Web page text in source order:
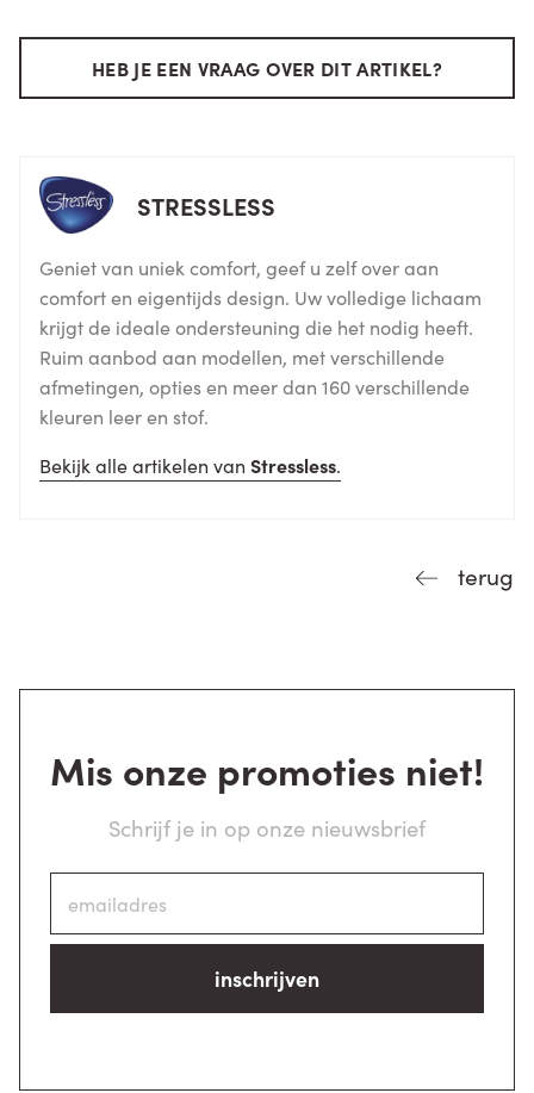
HEB JE EEN VRAAG OVER DIT ARTIKEL?
STRESSLESS
Geniet van uniek comfort, geef u zelf over aan
comfort en eigentijds design. Uw volledige lichaam
krijgt de ideale ondersteuning die het nodig heeft.
Ruim aanbod aan modellen, met verschillende
afmetingen, opties en meer dan 160 verschillende
kleuren leer en stof.
Bekijk alle artikelen van Stressless.
terug
Mis onze promoties niet!
Schrijf je in op onze nieuwsbrief
inschrijven